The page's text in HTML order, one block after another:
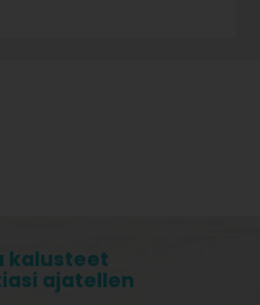
kalusteet
ajatellen